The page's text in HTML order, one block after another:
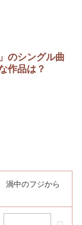
のシングル曲
作品は？
中のフジから